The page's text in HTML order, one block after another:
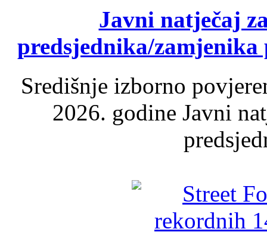
Javni natječaj
predsjednika/
Središnje izborno
2026. godine Javni